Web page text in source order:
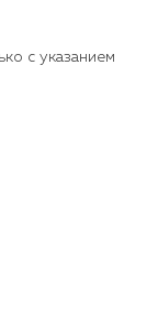
с указанием